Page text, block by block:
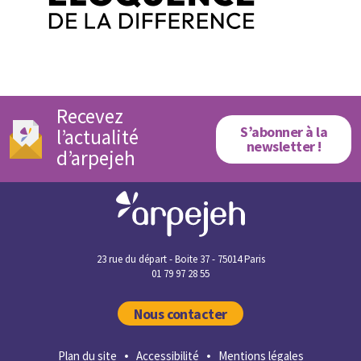
Recevez
l’actualité
d’arpejeh
S’abonner à la
newsletter !
23 rue du départ - Boite 37 - 75014 Paris
01 79 97 28 55
Nous contacter
Plan du site Accessibilité Mentions légales